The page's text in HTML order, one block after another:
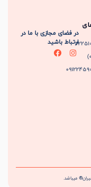
در فضای مجازی با ما در
ارتباط باشید
میباشد.